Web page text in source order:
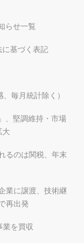
らせ一覧
基づく表記
毎月統計除く）
、堅調維持・市場
大
るのは関税、年末
業に譲渡、技術継
再出発
業を買収